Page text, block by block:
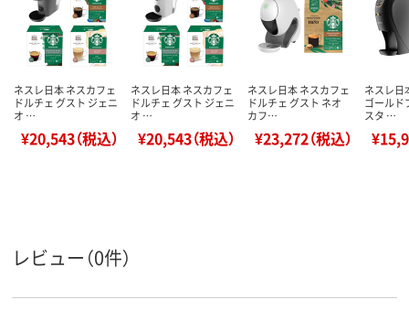
ネスレ日本 ネスカフェ
ドルチェ グスト ジェニ
オ …
¥20,543（税込）
ネスレ日本 ネスカフェ
ドルチェ グスト ジェニ
オ …
¥20,543（税込）
ネスレ日本 ネスカフェ
ドルチェ グスト ネオ
カフ…
¥23,272（税込）
ネスレ日
ゴールド
スタ …
レビュー（0件）